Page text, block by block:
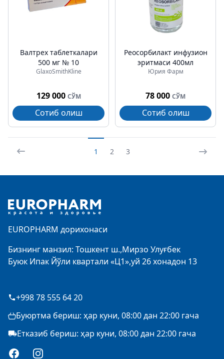
Валтрех таблеткалари
500 мг № 10
GlaxoSmithKline
129 000 СЎМ
Сотиб олиш
Реосорбилакт инфузион
эритмаси 400мл
Юрия Фарм
78 000 СЎМ
Сотиб олиш
1 2 3
EUROPHARM дорихонаси
Бизнинг манзил: Тошкент ш.,Мирзо Улуғбек
Буюк Ипак Йўли квартали «Ц1»,уй 26 хонадон 13
+998 78 555 64 20
Буюртма бериш: ҳар куни, 08:00 дан 22:00 гача
Етказиб бериш: ҳар куни, 08:00 дан 22:00 гача
FacebookInstagram